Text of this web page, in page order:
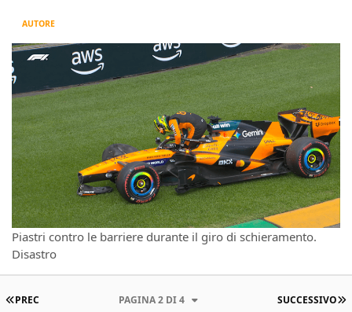
AUTORE
Piastri contro le barriere durante il giro di schieramento.
Disastro
PRIMA PAGINA
PREC SUCCESSIVO
PAGINA 2 DI 4